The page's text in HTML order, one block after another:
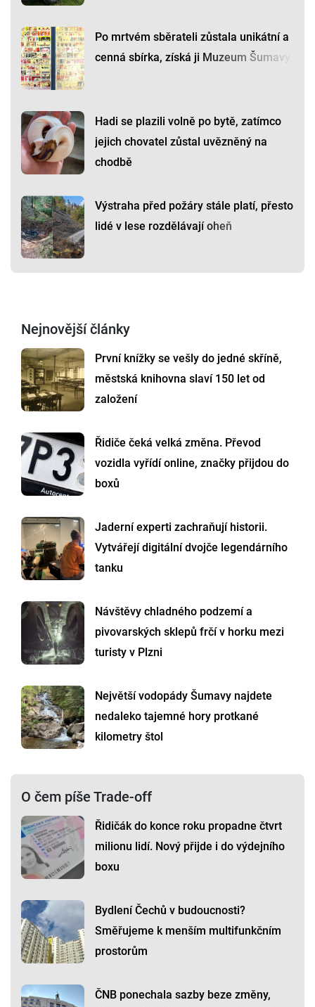
Po mrtvém sběrateli zůstala unikátní a
cenná sbírka, získá ji Muzeum Šumavy
Hadi se plazili volně po bytě, zatímco
jejich chovatel zůstal uvězněný na
chodbě
Výstraha před požáry stále platí, přesto
lidé v lese rozdělávají oheň
Nejnovější články
První knížky se vešly do jedné skříně,
městská knihovna slaví 150 let od
založení
Řidiče čeká velká změna. Převod
vozidla vyřídí online, značky přijdou do
boxů
Jaderní experti zachraňují historii.
Vytvářejí digitální dvojče legendárního
tanku
Návštěvy chladného podzemí a
pivovarských sklepů frčí v horku mezi
turisty v Plzni
Největší vodopády Šumavy najdete
nedaleko tajemné hory protkané
kilometry štol
O čem píše Trade-off
Řidičák do konce roku propadne čtvrt
milionu lidí. Nový přijde i do výdejního
boxu
Bydlení Čechů v budoucnosti?
Směřujeme k menším multifunkčním
prostorům
ČNB ponechala sazby beze změny,